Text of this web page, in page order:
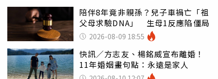
陪伴8年竟非親孫？兒子車禍亡「祖
父母求驗DNA」 生母1反應陷僵局
2026-08-09 18:55
快訊／方志友、楊銘威宣布離婚！
11年婚姻畫句點：永遠是家人